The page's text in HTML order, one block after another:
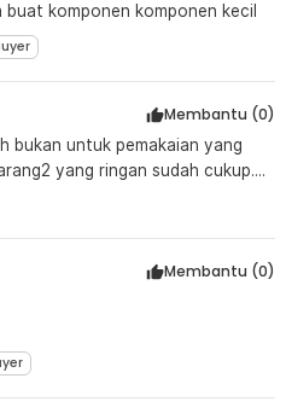
komponen komponen kecil
Membantu (0)
bukan untuk pemakaian yang
yang ringan sudah cukup....
Membantu (0)